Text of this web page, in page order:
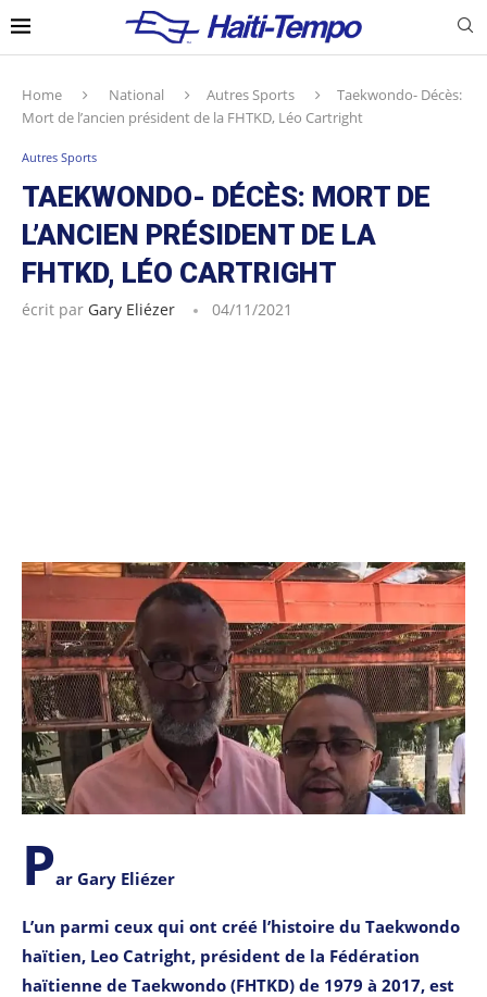
Home National Autres Sports
Taekwondo- Décès:
Mort de l’ancien président de la FHTKD, Léo Cartright
Autres Sports
TAEKWONDO- DÉCÈS: MORT DE
L’ANCIEN PRÉSIDENT DE LA
FHTKD, LÉO CARTRIGHT
écrit par Gary Eliézer 04/11/2021
Par Gary Eliézer
L’un parmi ceux qui ont créé l’histoire du Taekwondo
haïtien, Leo Catright, président de la Fédération
haïtienne de Taekwondo (FHTKD) de 1979 à 2017, est